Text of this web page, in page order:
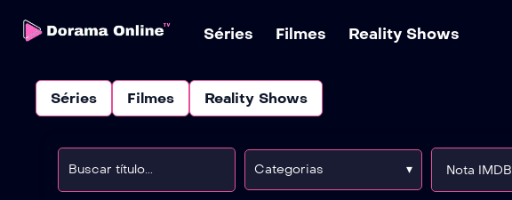
Séries Filmes Reality Shows
Séries Filmes Reality Shows
Categorias ▾ Nota IMDB